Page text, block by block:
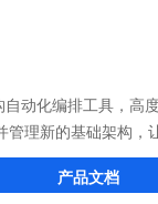
动化编排工具，高
管理新的基础架构，
，实现云上自动化需
产品文档